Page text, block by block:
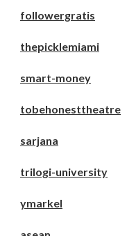
followergratis
thepicklemiami
smart-money
tobehonesttheatre
sarjana
trilogi-university
ymarkel